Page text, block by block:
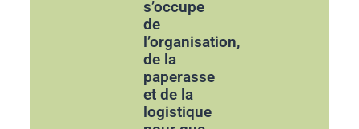
s’occupe
de
l’organisation,
de la
paperasse
et de la
logistique